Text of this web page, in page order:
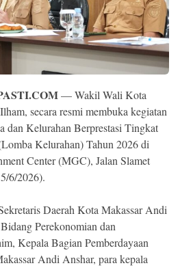
— Wakil Wali Kota
secara resmi membuka kegiatan
dan Kelurahan Berprestasi Tingkat
Kelurahan) Tahun 2026 di
Center (MGC), Jalan Slamet
6/2026).
Daerah Kota Makassar Andi
Perekonomian dan
Kepala Bagian Pemberdayaan
Andi Anshar, para kepala